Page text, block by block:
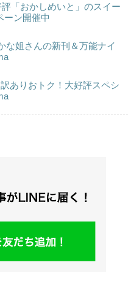
評「おかしめいと」のスイー
ーン開催中
な姐さんの新刊＆万能ナイ
ありおトク！大好評スペシ